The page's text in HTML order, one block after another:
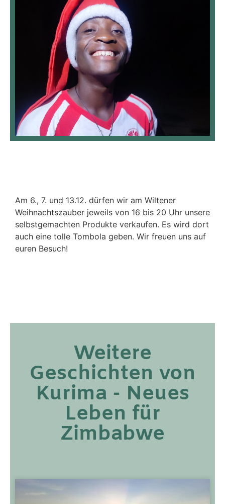
Am 6., 7. und 13.12. dürfen wir am Wiltener
Weihnachtszauber jeweils von 16 bis 20 Uhr unsere
selbstgemachten Produkte verkaufen. Es wird dort
auch eine tolle Tombola geben. Wir freuen uns auf
euren Besuch!
Weitere
Geschichten von
Kurima - Neues
Leben für
Zimbabwe